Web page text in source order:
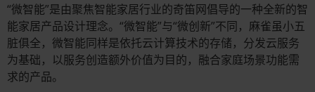
“微智能”是由聚焦智能家居行业的奇笛网倡导的一种全新的智
能家居产品设计理念。“微智能”与“微创新”不同，麻雀虽小五
脏俱全，微智能同样是依托云计算技术的存储，分发云服务
为基础，以服务创造额外价值为目的，融合家庭场景功能需
求的产品。